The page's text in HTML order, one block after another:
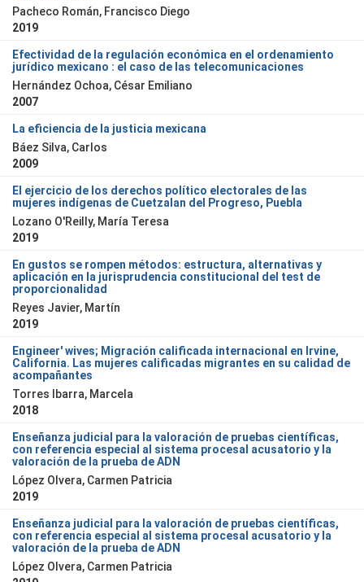
Pacheco Román, Francisco Diego
2019
Efectividad de la regulación económica en el ordenamiento
jurídico mexicano : el caso de las telecomunicaciones
Hernández Ochoa, César Emiliano
2007
La eficiencia de la justicia mexicana
Báez Silva, Carlos
2009
El ejercicio de los derechos político electorales de las
mujeres indígenas de Cuetzalan del Progreso, Puebla
Lozano O'Reilly, María Teresa
2019
En gustos se rompen métodos: estructura, alternativas y
aplicación en la jurisprudencia constitucional del test de
proporcionalidad
Reyes Javier, Martín
2019
Engineer' wives; Migración calificada internacional en Irvine,
California. Las mujeres calificadas migrantes en su calidad de
acompañantes
Torres Ibarra, Marcela
2018
Enseñanza judicial para la valoración de pruebas científicas,
con referencia especial al sistema procesal acusatorio y la
valoración de la prueba de ADN
López Olvera, Carmen Patricia
2019
Enseñanza judicial para la valoración de pruebas científicas,
con referencia especial al sistema procesal acusatorio y la
valoración de la prueba de ADN
López Olvera, Carmen Patricia